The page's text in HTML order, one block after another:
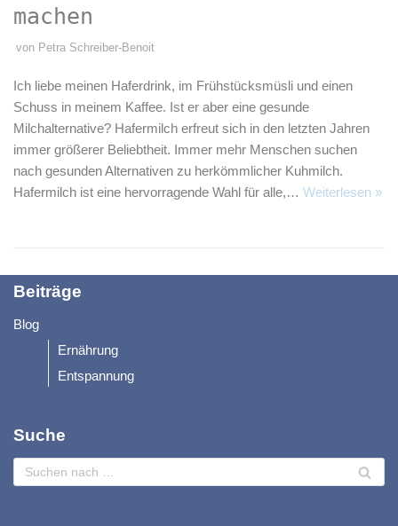
machen
von Petra Schreiber-Benoit
Ich liebe meinen Haferdrink, im Frühstücksmüsli und einen
Schuss in meinem Kaffee. Ist er aber eine gesunde
Milchalternative? Hafermilch erfreut sich in den letzten Jahren
immer größerer Beliebtheit. Immer mehr Menschen suchen
nach gesunden Alternativen zu herkömmlicher Kuhmilch.
Hafermilch ist eine hervorragende Wahl für alle,… Weiterlesen »
Beiträge
Blog
Ernährung
Entspannung
Suche